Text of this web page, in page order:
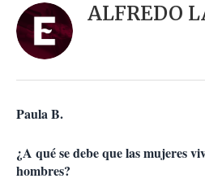
n
e
s
o
p
a
r
a
r
ALFREDO
Paula B.
¿A qué se debe que las mujeres
hombres?